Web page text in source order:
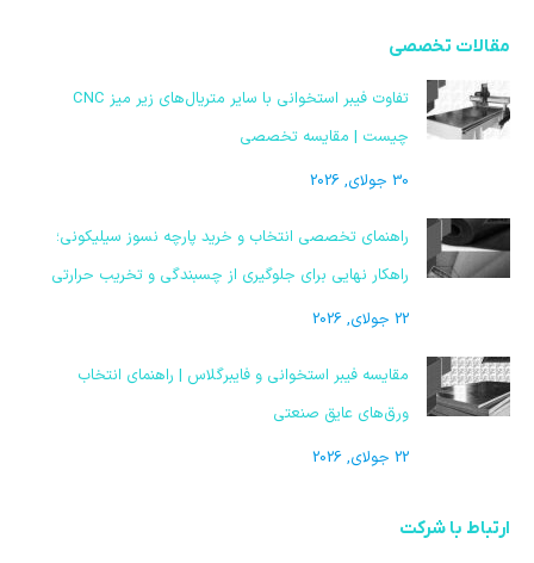
مقالات تخصصی
تفاوت فیبر استخوانی با سایر متریال‌های زیر میز CNC
چیست | مقایسه تخصصی
30 جولای, 2026
راهنمای تخصصی انتخاب و خرید پارچه نسوز سیلیکونی؛
راهکار نهایی برای جلوگیری از چسبندگی و تخریب حرارتی
22 جولای, 2026
مقایسه فیبر استخوانی و فایبرگلاس | راهنمای انتخاب
ورق‌های عایق صنعتی
22 جولای, 2026
ارتباط با شرکت